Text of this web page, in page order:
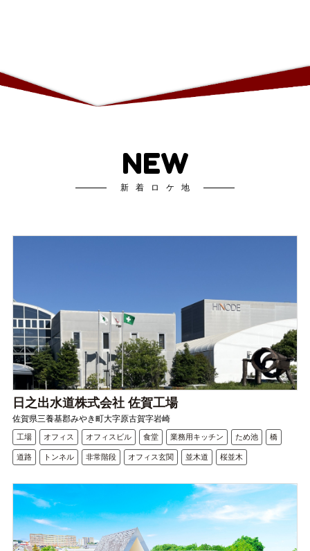
NEW
新着ロケ地
日之出水道株式会社 佐賀工場
佐賀県三養基郡みやき町大字原古賀字岩崎
工場 オフィス オフィスビル 食堂 業務用キッチン ため池 橋
道路 トンネル 非常階段 オフィス玄関 並木道 桜並木